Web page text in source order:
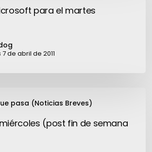
para el martes
de abril de 2011
pasa (Noticias Breves)
(post fin de semana